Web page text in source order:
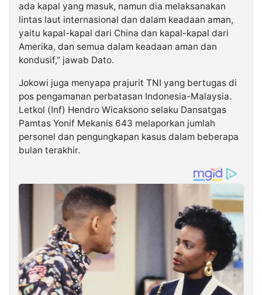
ada kapal yang masuk, namun dia melaksanakan
lintas laut internasional dan dalam keadaan aman,
yaitu kapal-kapal dari China dan kapal-kapal dari
Amerika, dan semua dalam keadaan aman dan
kondusif,” jawab Dato.
Jokowi juga menyapa prajurit TNI yang bertugas di
pos pengamanan perbatasan Indonesia-Malaysia.
Letkol (Inf) Hendro Wicaksono selaku Dansatgas
Pamtas Yonif Mekanis 643 melaporkan jumlah
personel dan pengungkapan kasus dalam beberapa
bulan terakhir.